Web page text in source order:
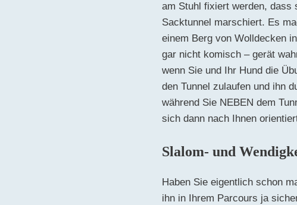
am Stuhl fixiert werden, dass
Sacktunnel marschiert. Es
einem Berg von Wolldecken
gar nicht komisch – gerät
wenn Sie und Ihr Hund die
den Tunnel zulaufen und ihn
während Sie NEBEN dem
sich dann nach Ihnen
Slalom- und
Haben Sie eigentlich schon
ihn in Ihrem Parcours ja